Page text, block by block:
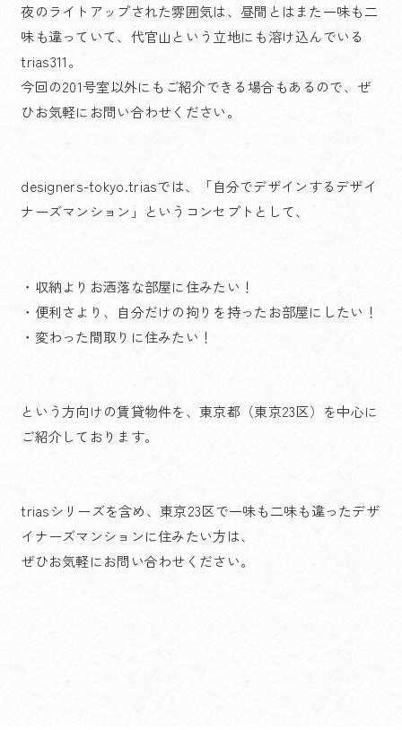
夜のライトアップされた雰囲気は、昼間とはまた一味も二
味も違っていて、代官山という立地にも溶け込んでいる
trias311。
今回の201号室以外にもご紹介できる場合もあるので、ぜ
ひお気軽にお問い合わせください。
designers-tokyo.triasでは、「自分でデザインするデザイ
ナーズマンション」というコンセプトとして、
・収納よりお洒落な部屋に住みたい！
・便利さより、自分だけの拘りを持ったお部屋にしたい！
・変わった間取りに住みたい！
という方向けの賃貸物件を、東京都（東京23区）を中心に
ご紹介しております。
triasシリーズを含め、東京23区で一味も二味も違ったデザ
イナーズマンションに住みたい方は、
ぜひお気軽にお問い合わせください。